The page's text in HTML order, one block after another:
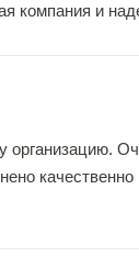
компания и